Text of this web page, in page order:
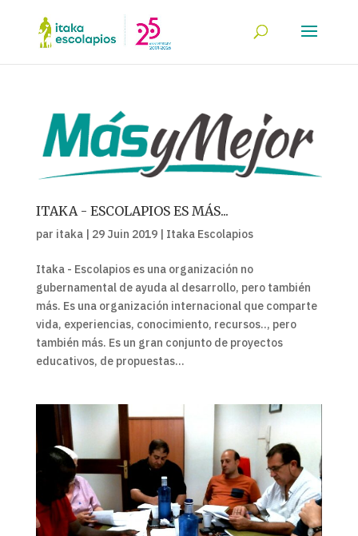
ITAKA - ESCOLAPIOS ES MÁS...
par itaka| 29 Juin 2019| Itaka Escolapios
Itaka - Escolapios es una organización no
gubernamental de ayuda al desarrollo, pero también
más. Es una organización internacional que comparte
vida, experiencias, conocimiento, recursos.., pero
también más. Es un gran conjunto de proyectos
educativos, de propuestas...